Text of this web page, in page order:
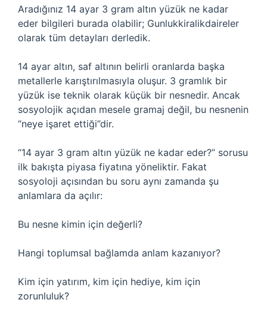
Aradığınız 14 ayar 3 gram altın yüzük ne kadar
eder bilgileri burada olabilir; Gunlukkiralikdaireler
olarak tüm detayları derledik.
14 ayar altın, saf altının belirli oranlarda başka
metallerle karıştırılmasıyla oluşur. 3 gramlık bir
yüzük ise teknik olarak küçük bir nesnedir. Ancak
sosyolojik açıdan mesele gramaj değil, bu nesnenin
“neye işaret ettiği”dir.
“14 ayar 3 gram altın yüzük ne kadar eder?” sorusu
ilk bakışta piyasa fiyatına yöneliktir. Fakat
sosyoloji açısından bu soru aynı zamanda şu
anlamlara da açılır:
Bu nesne kimin için değerli?
Hangi toplumsal bağlamda anlam kazanıyor?
Kim için yatırım, kim için hediye, kim için
zorunluluk?